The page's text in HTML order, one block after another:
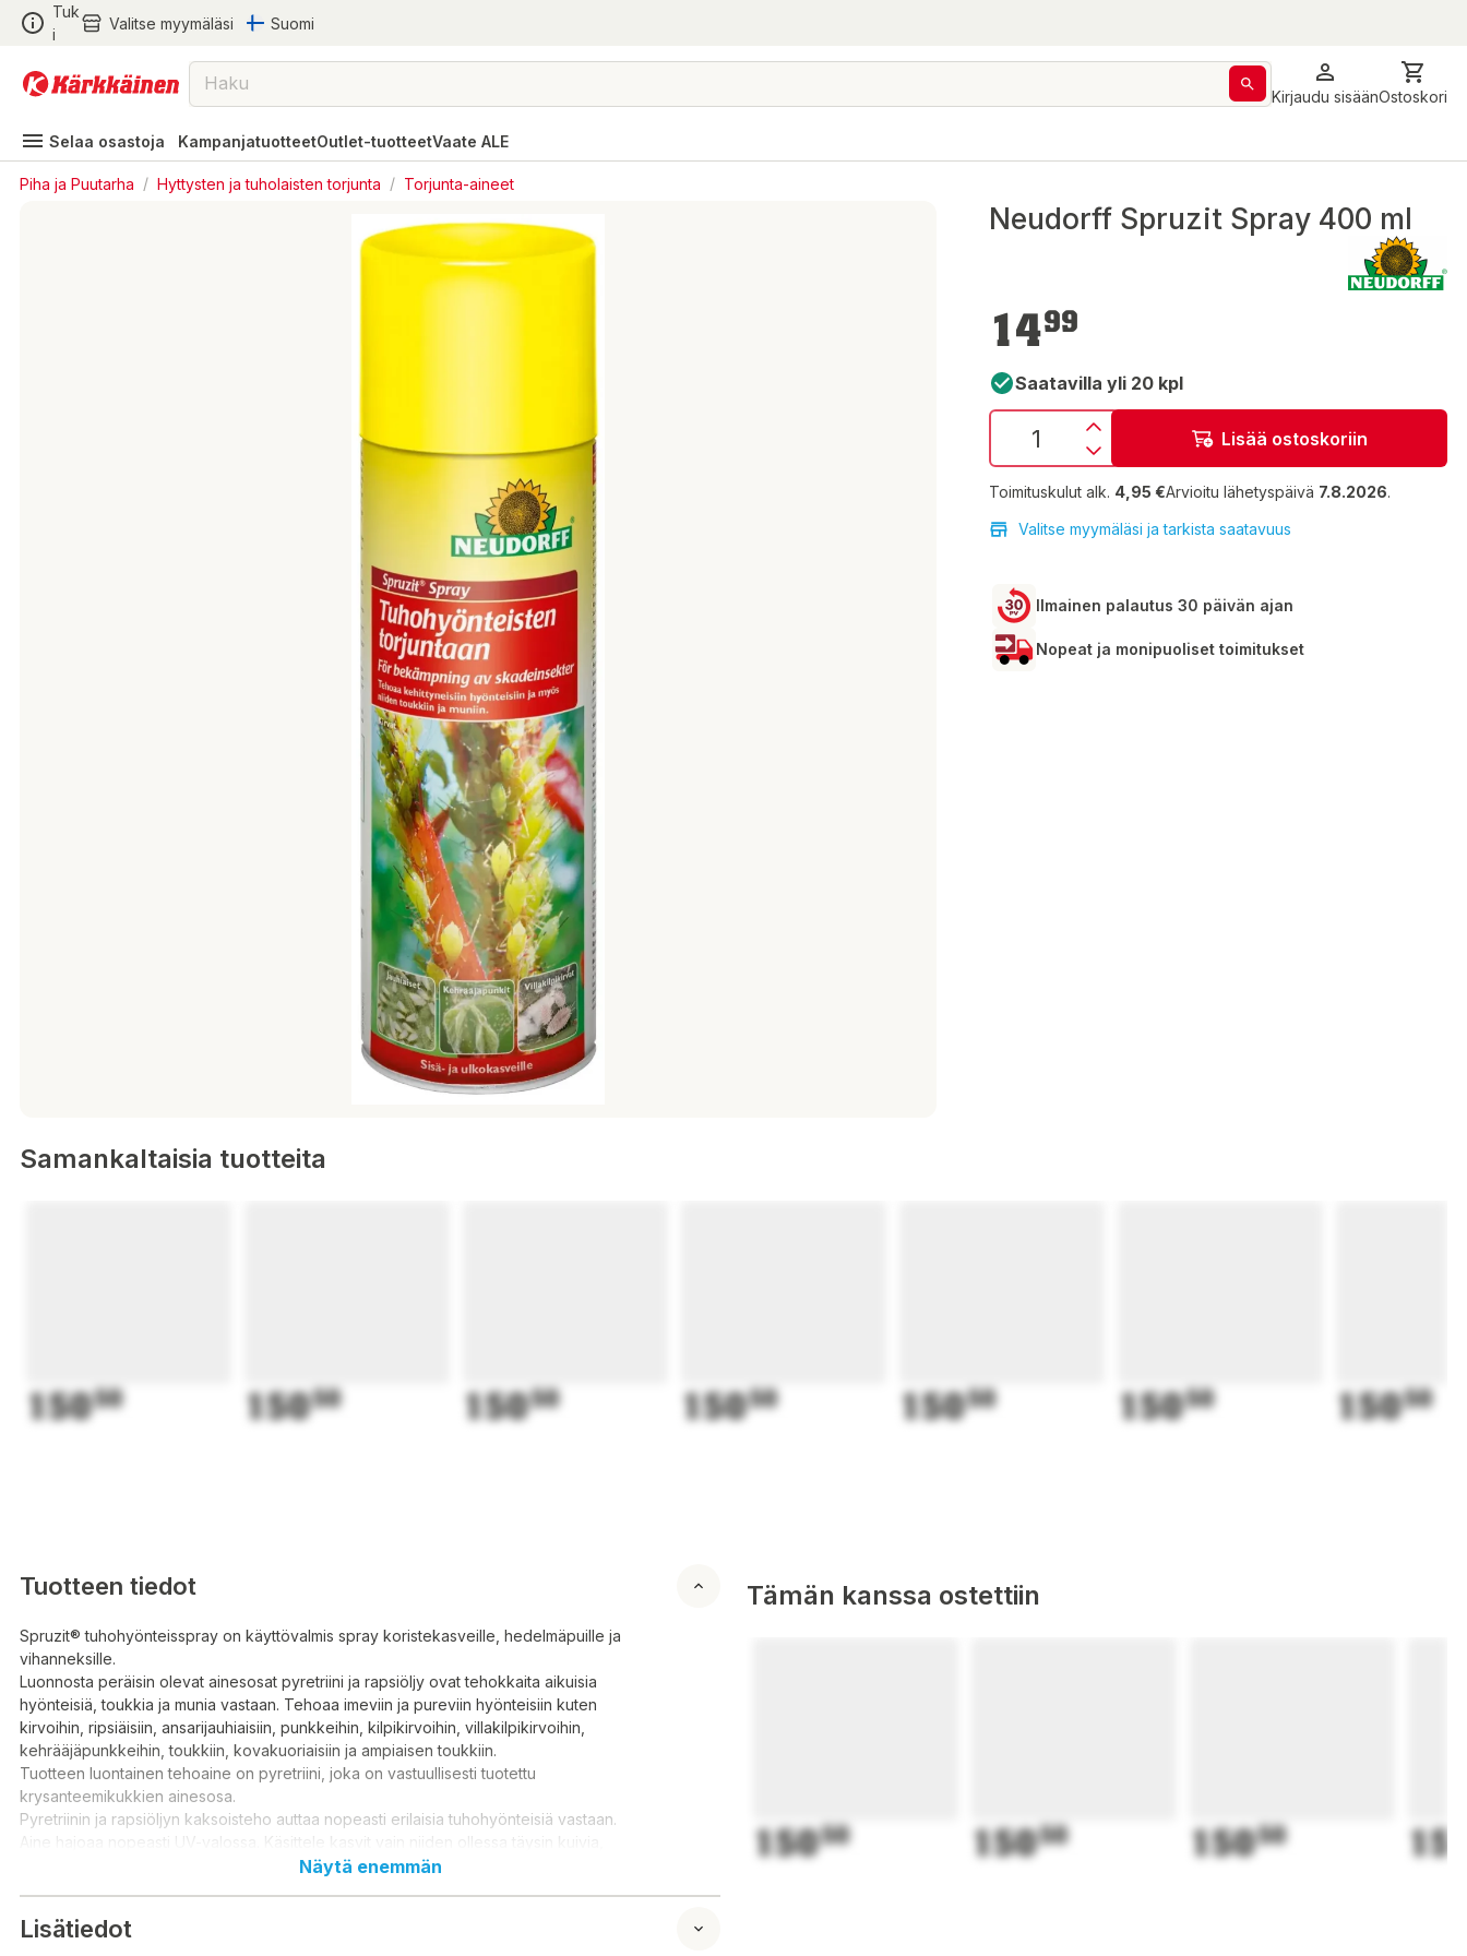
Tuk
i
Valitse myymäläsi Suomi
Kirjaudu sisäänOstoskori
Selaa osastoja KampanjatuotteetOutlet-tuotteetVaate ALE
Piha ja Puutarha / Hyttysten ja tuholaisten torjunta / Torjunta-aineet
Neudorff Spruzit Spray 400 ml
14,99 €
1499
Saatavilla yli 20 kpl
Lisää ostoskoriin
Toimituskulut alk. 4,95 €Arvioitu lähetyspäivä 7.8.2026.
Valitse myymäläsi ja tarkista saatavuus
Ilmainen palautus 30 päivän ajan
Nopeat ja monipuoliset toimitukset
Samankaltaisia tuotteita
15050 15050 15050 15050 15050 15050 15050
Tuotteen tiedot
Spruzit® tuhohyönteisspray on käyttövalmis spray koristekasveille, hedelmäpuille ja
vihanneksille.
Luonnosta peräisin olevat ainesosat pyretriini ja rapsiöljy ovat tehokkaita aikuisia
hyönteisiä, toukkia ja munia vastaan. Tehoaa imeviin ja pureviin hyönteisiin kuten
kirvoihin, ripsiäisiin, ansarijauhiaisiin, punkkeihin, kilpikirvoihin, villakilpikirvoihin,
kehrääjäpunkkeihin, toukkiin, kovakuoriaisiin ja ampiaisen toukkiin.
Tuotteen luontainen tehoaine on pyretriini, joka on vastuullisesti tuotettu
krysanteemikukkien ainesosa.
Pyretriinin ja rapsiöljyn kaksoisteho auttaa nopeasti erilaisia tuhohyönteisiä vastaan.
Aine hajoaa nopeasti UV-valossa. Käsittele kasvit vain niiden ollessa täysin kuivia,
älä käsittele juuri ennen sadetta. Suihkutus on paras suorittaa tyynellä säällä, jolloin
Huolehdi annostelun noudattamisesta.
Näytä enemmän
Lisätiedot
Tämän kanssa ostettiin
15050 15050 15050